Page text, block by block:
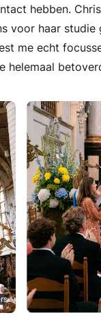
hebben.
voor haar
me echt
helemaal